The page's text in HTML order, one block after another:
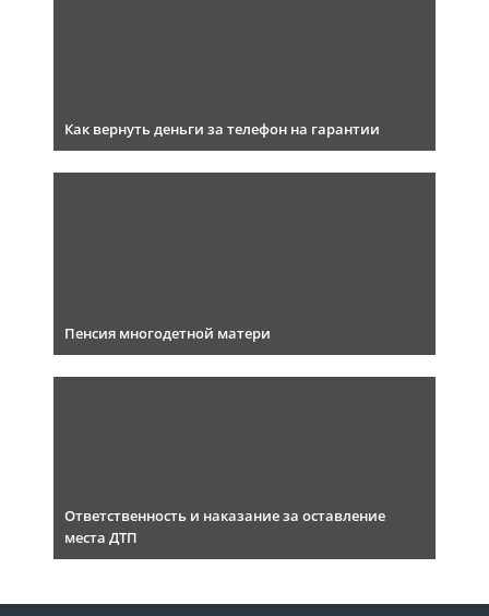
Как вернуть деньги за телефон на гарантии
Пенсия многодетной матери
Ответственность и наказание за оставление
места ДТП